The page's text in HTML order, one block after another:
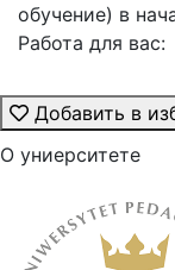
обучение) в
Работа для вас:
Добавить в
О униерситете